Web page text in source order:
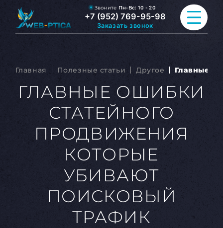
Звоните Пн-Вс: 10 - 20
+7 (952) 769-95-98
Заказать звонок
РАЗРАБОТКА САЙТА
ВСЕ УСЛУГИ
ПОРТФОЛИО
ОБО МНЕ
КОНТАКТЫ
Главная Полезные статьи Другое Главные
ГЛАВНЫЕ ОШИБКИ
СТАТЕЙНОГО
ПРОДВИЖЕНИЯ
КОТОРЫЕ
УБИВАЮТ
ПОИСКОВЫЙ
ТРАФИК